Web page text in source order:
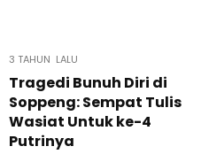
3 TAHUN LALU
Tragedi Bunuh Diri di
Soppeng: Sempat Tulis
Wasiat Untuk ke-4
Putrinya